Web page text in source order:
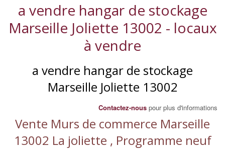
a vendre hangar de stockage
Marseille Joliette 13002 - locaux
à vendre
a vendre hangar de stockage
Marseille Joliette 13002
Contactez-nous pour plus d'informations
Vente Murs de commerce Marseille
13002 La joliette , Programme neuf